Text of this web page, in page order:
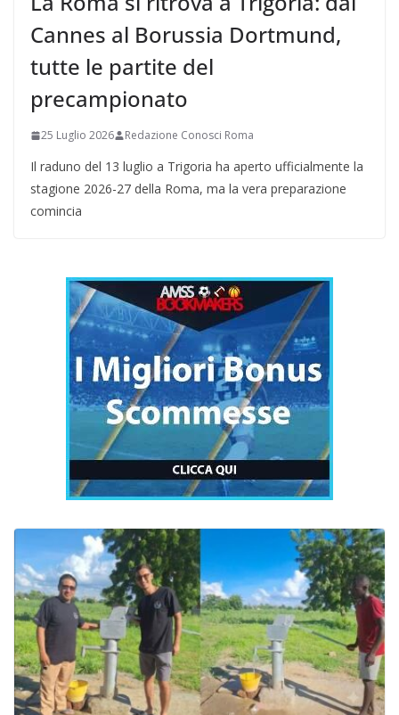
Cannes al Borussia Dortmund,
tutte le partite del
precampionato
25 Luglio 2026 Redazione Conosci Roma
Il raduno del 13 luglio a Trigoria ha aperto ufficialmente la
stagione 2026-27 della Roma, ma la vera preparazione
comincia